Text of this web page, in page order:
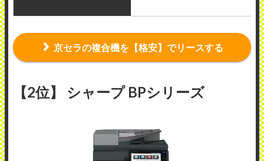
京セラの複合機を【格安】でリースする
【2位】 シャープ BPシリーズ